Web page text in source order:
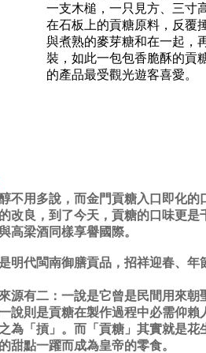
一支木槌，一只見方、三寸
在石板上的貢糖原料，反覆
與煮熟的麥芽糖和在一起，
裝，如此一包包香脆酥的貢
的產品最受觀光遊客喜愛。
不用多說，而金門貢糖入口即化的
改良，到了今天，貢糖的口味更是
高梁酒同樣享譽國際。
是明代閩南御膳貢品，招祥迎春、
來源有二：一說是它曾是民間用來
一說則是貢糖在製作過程中必需仰
為「摃」。而「貢糖」其實就是花
甜點一躍而成為皇帝的零食。